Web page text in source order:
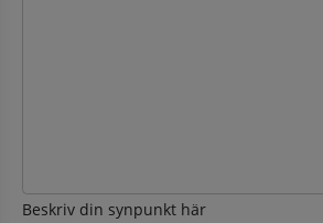
Beskriv din synpunkt här